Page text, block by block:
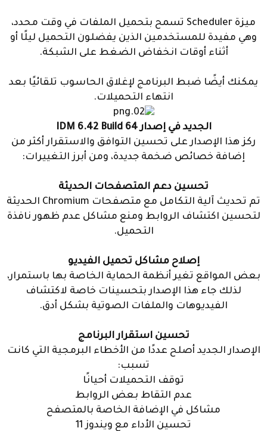
ميزة Scheduler تسمح بتحميل الملفات في وقت محدد،
وهي مفيدة للمستخدمين الذين يفضلون التحميل ليلًا أو
أثناء أوقات انخفاض الضغط على الشبكة.
يمكنك أيضًا ضبط البرنامج لإغلاق الحاسوب تلقائيًا بعد
انتهاء التحميلات.
الجديد في إصدار IDM 6.42 Build 64
ركز هذا الإصدار على تحسين التوافق والاستقرار أكثر من
إضافة خصائص ضخمة جديدة، ومن أبرز التغييرات:
تحسين دعم المتصفحات الحديثة
تم تحديث آلية التكامل مع متصفحات Chromium الحديثة
لتحسين اكتشاف الروابط ومنع مشاكل عدم ظهور نافذة
التحميل.
إصلاح مشاكل تحميل الفيديو
بعض المواقع تغير أنظمة الحماية الخاصة بها باستمرار،
لذلك جاء هذا الإصدار بتحسينات خاصة لاكتشاف
الفيديوهات والملفات الصوتية بشكل أدق.
تحسين استقرار البرنامج
الإصدار الجديد أصلح عددًا من الأخطاء البرمجية التي كانت
تسبب:
توقف التحميلات أحيانًا
عدم التقاط بعض الروابط
مشاكل في الإضافة الخاصة بالمتصفح
تحسين الأداء مع ويندوز 11